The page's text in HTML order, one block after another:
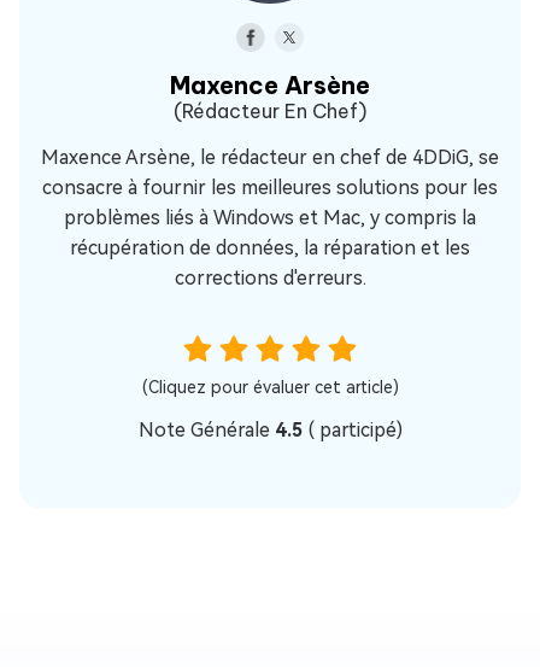
Maxence Arsène
(Rédacteur En Chef)
Maxence Arsène, le rédacteur en chef de 4DDiG, se
consacre à fournir les meilleures solutions pour les
problèmes liés à Windows et Mac, y compris la
récupération de données, la réparation et les
corrections d'erreurs.
(Cliquez pour évaluer cet article)
Note Générale 4.5 ( participé)